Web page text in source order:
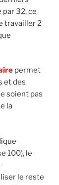
32, ce
travailler 2
permet
et des
soient pas
la
100), le
le reste